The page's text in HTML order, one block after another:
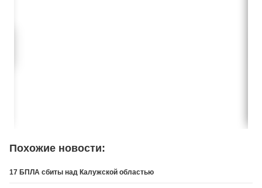
Похожие новости:
17 БПЛА сбиты над Калужской областью